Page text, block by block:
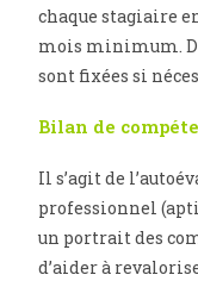
chaque stagiaire
mois minimum.
sont fixées si
Bilan de
Il s’agit de
professionnel
un portrait des
d’aider à